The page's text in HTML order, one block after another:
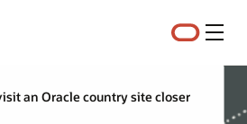
القائمة
an Oracle country site closer
الموارد